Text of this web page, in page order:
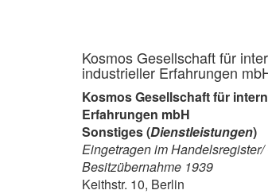
Kosmos Gesellschaft für
industrieller Erfahrungen
Kosmos Gesellschaft für
Erfahrungen mbH
Sonstiges (Dienstleistungen)
Eingetragen im
Besitzübernahme 1939
Keithstr. 10, Berlin